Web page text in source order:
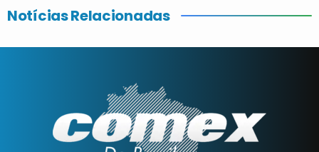
Notícias Relacionadas